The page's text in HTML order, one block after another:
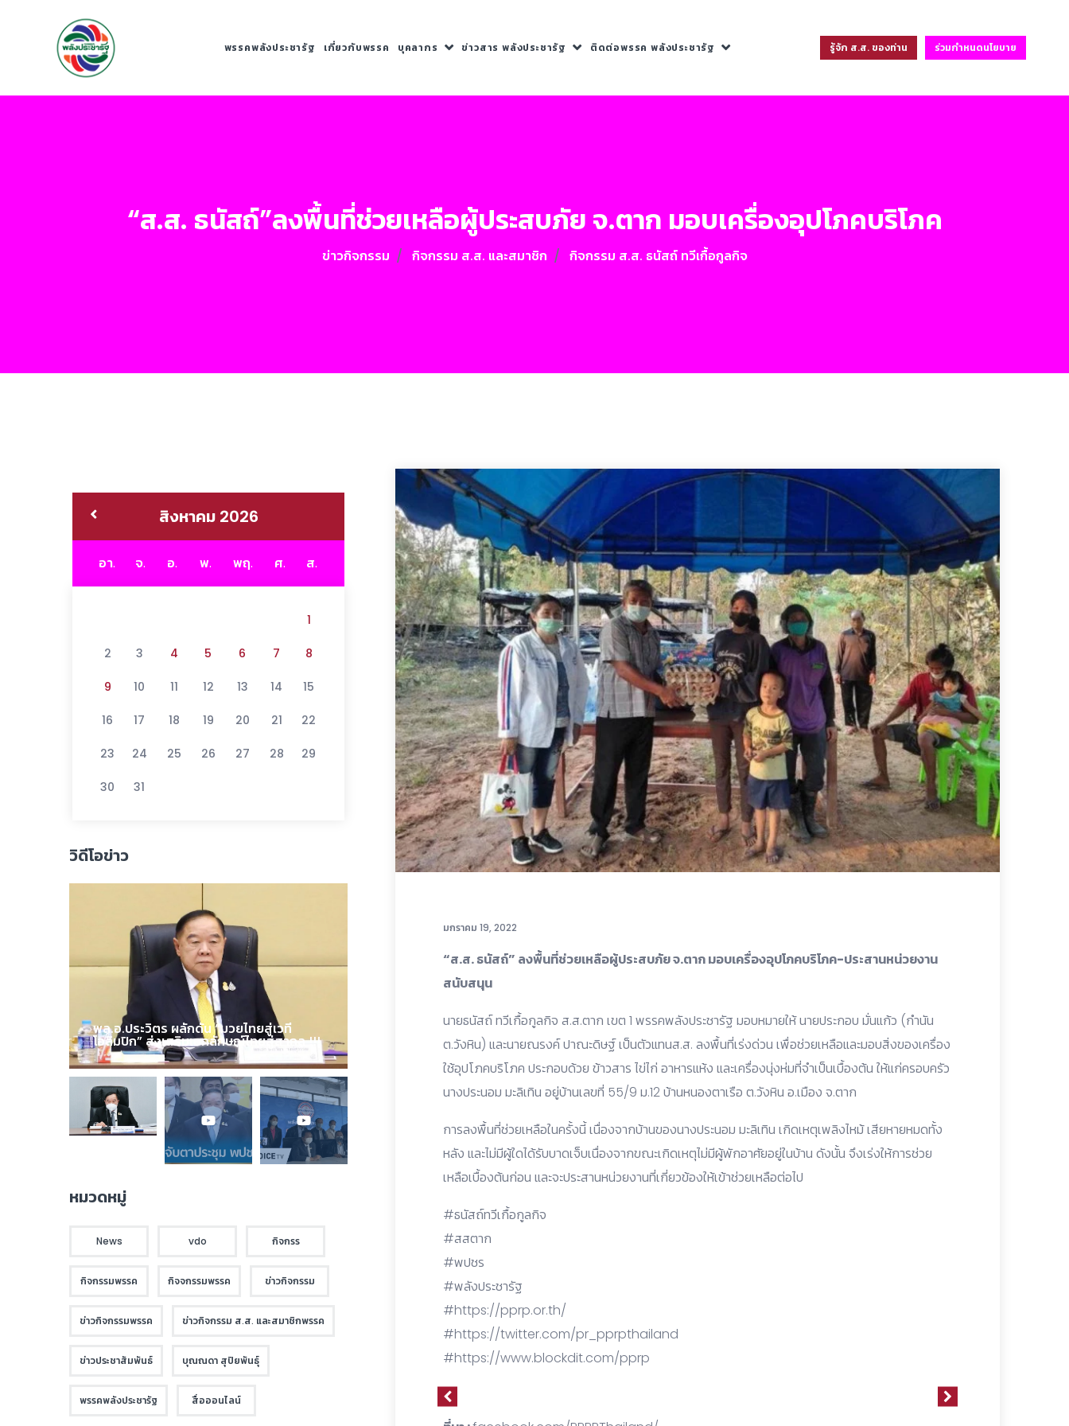
พรรคพลังประชารัฐ เกี่ยวกับพรรค บุคลากร ข่าวสาร พลังประชารัฐ ติดต่อพรรค พลังประชารัฐ รู้จัก ส.ส. ของท่าน ร่วมกำหนดนโยบาย
“ส.ส. ธนัสถ์”ลงพื้นที่ช่วยเหลือผู้ประสบภัย จ.ตาก มอบเครื่องอุปโภคบริโภค
ข่าวกิจกรรม กิจกรรม ส.ส. และสมาชิก กิจกรรม ส.ส. ธนัสถ์ ทวีเกื้อกูลกิจ
มกราคม 19, 2022
“ส.ส. ธนัสถ์” ลงพื้นที่ช่วยเหลือผู้ประสบภัย จ.ตาก มอบเครื่องอุปโภคบริโภค-ประสานหน่วยงาน
สนับสนุน
นายธนัสถ์ ทวีเกื้อกูลกิจ ส.ส.ตาก เขต 1 พรรคพลังประชารัฐ มอบหมายให้ นายประกอบ มั่นแก้ว (กำนัน
ต.วังหิน) และนายณรงค์ ปาณะดิษฐ์ เป็นตัวแทนส.ส. ลงพื้นที่เร่งด่วน เพื่อช่วยเหลือและมอบสิ่งของเครื่อง
ใช้อุปโภคบริโภค ประกอบด้วย ข้าวสาร ไข่ไก่ อาหารแห้ง และเครื่องนุ่งห่มที่จำเป็นเบื้องต้น ให้แก่ครอบครัว
นางประนอม มะลิเทิน อยู่บ้านเลขที่ 55/9 ม.12 บ้านหนองตาเรือ ต.วังหิน อ.เมือง จ.ตาก
การลงพื้นที่ช่วยเหลือในครั้งนี้ เนื่องจากบ้านของนางประนอม มะลิเทิน เกิดเหตุเพลิงไหม้ เสียหายหมดทั้ง
หลัง และไม่มีผู้ใดได้รับบาดเจ็บเนื่องจากขณะเกิดเหตุไม่มีผู้พักอาศัยอยู่ในบ้าน ดังนั้น จึงเร่งให้การช่วย
เหลือเบื้องต้นก่อน และจะประสานหน่วยงานที่เกี่ยวข้องให้เข้าช่วยเหลือต่อไป
#ธนัสถ์ทวีเกื้อกูลกิจ
#สสตาก
#พปชร
#พลังประชารัฐ
#https://pprp.or.th/
#https://twitter.com/pr_pprpthailand
#https://www.blockdit.com/pprp
สิงหาคม 2026
อา. จ. อ. พ. พฤ. ศ. ส.
1
2 3 4 5 6 7 8
9 10 11 12 13 14 15
16 17 18 19 20 21 22
23 24 25 26 27 28 29
30 31
วิดีโอข่าว
พล.อ.ประวิตร ผลักดัน “มวยไทยสู่เวที
โอลิมปิก” ส่งเสริมเอกลักษณ์ไทยสู่สากล !!!
หมวดหมู่
News vdo กิจกรร
กิจกรรมพรรค กิจจกรรมพรรค ข่าวกิจกรรม
ข่าวกิจกรรมพรรค ข่าวกิจกรรม ส.ส. และสมาชิกพรรค
ข่าวประชาสัมพันธ์ บุณณดา สุปิยพันธุ์
พรรคพลังประชารัฐ สื่อออนไลน์